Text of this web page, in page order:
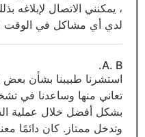
، يمكنني الاتصال لإبلاغه
لدي أي مشاكل في الوقت
A. B.
استشرنا طبيبنا بشأن بعض
تعاني منها وساعدنا في
بشكل أفضل خلال عملية
وتدخل ممتاز. كان دائمًا